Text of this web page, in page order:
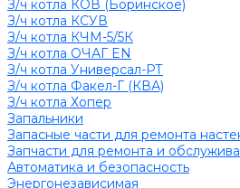
З/ч котла КОВ (Боринское)
З/ч котла КСУВ
З/ч котла КЧМ-5/5К
З/ч котла ОЧАГ EN
З/ч котла Универсал-РТ
З/ч котла Факел-Г (КВА)
З/ч котла Хопер
Запальники
Запасные части для ремонта
Запчасти для ремонта и
Автоматика и безопасность
Энергонезависимая